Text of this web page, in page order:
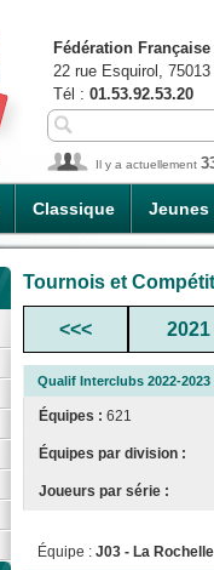
Classique Jeunes
Fédération
22 rue Esquirol,
Tél : 01.53.92.53.20
Il y a actuellement
Tournois et
<<< 2021
Qualif Interclubs 2022-2023
Équipes : 621
Équipes par division :
Joueurs par série :
Équipe : J03 - La